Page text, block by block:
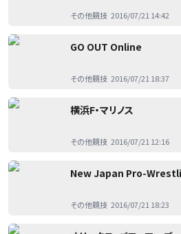
その他競技 2016/07/21 14:42
GO OUT Online
その他競技 2016/07/21 18:37
横浜F・マリノス
その他競技 2016/07/21 12:16
New Japan Pro-
その他競技 2016/07/21 18:23